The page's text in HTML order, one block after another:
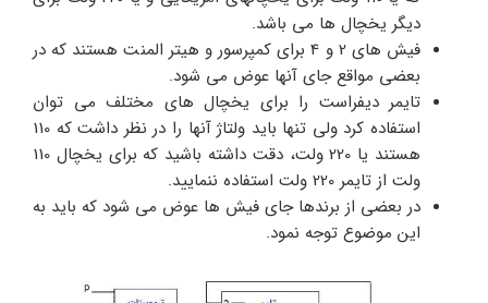
دیگر یخچال ها می باشد.
فیش های 2 و 4 برای کمپرسور و هیتر المنت هستند که در
بعضی مواقع جای آنها عوض می شود.
تایمر دیفراست را برای یخچال های مختلف می توان
استفاده کرد ولی تنها باید ولتاژ آنها را در نظر داشت که 110
هستند یا 220 ولت، دقت داشته باشید که برای یخچال 110
ولت از تایمر 220 ولت استفاده ننمایید.
در بعضی از برندها جای فیش ها عوض می شود که باید به
این موضوع توجه نمود.